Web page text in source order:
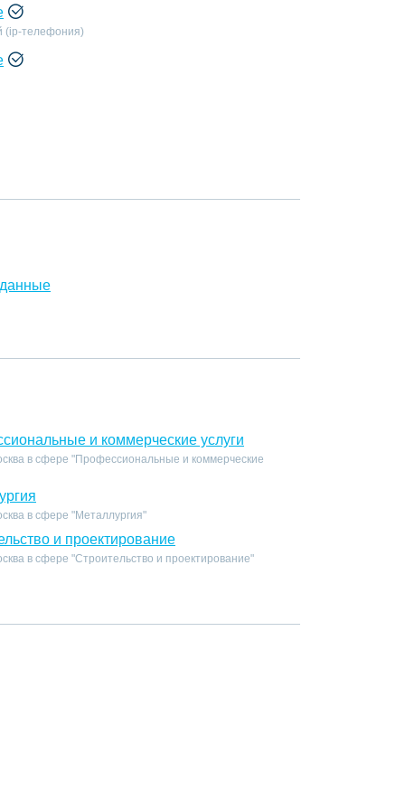
(ip-телефония)
и коммерческие услуги
в сфере "Профессиональные и коммерческие
в сфере "Металлургия"
и проектирование
в сфере "Строительство и проектирование"